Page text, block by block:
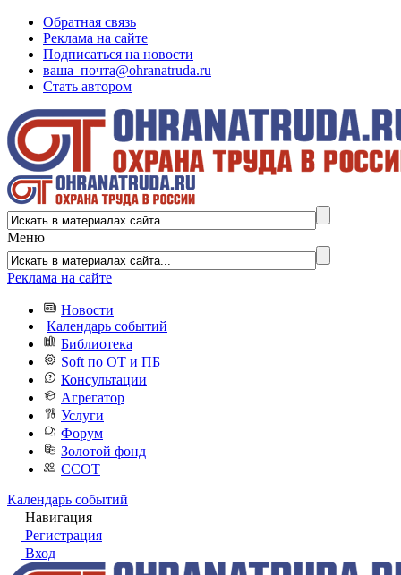
Обратная связь
Реклама на сайте
Подписаться на новости
ваша_почта@ohranatruda.ru
Стать автором
Меню
Реклама на сайте
Новости
Календарь событий
Библиотека
Soft по ОТ и ПБ
Консультации
Агрегатор
Услуги
Форум
Золотой фонд
ССОТ
Календарь событий
Навигация
Регистрация
Вход